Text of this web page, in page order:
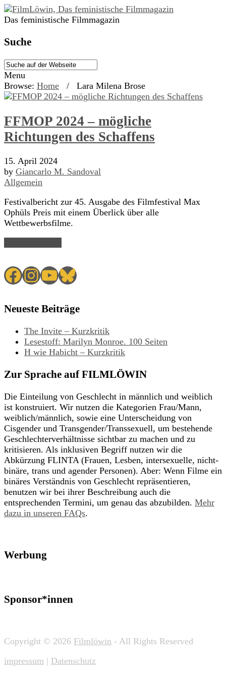
Das feministische Filmmagazin
Suche
Menu
Browse: Home / Lara Milena Brose
FFMOP 2024 – mögliche
Richtungen des Schaffens
15. April 2024
by Giancarlo M. Sandoval
Allgemein
Festivalbericht zur 45. Ausgabe des Filmfestival Max
Ophüls Preis mit einem Überlick über alle
Wettbewerbsfilme.
Facebook
Instagram
YouTube
Bluesky
Neueste Beiträge
The Invite – Kurzkritik
Lesestoff: Marilyn Monroe. 100 Seiten
H wie Habicht – Kurzkritik
Zur Sprache auf FILMLÖWIN
Die Einteilung von Geschlecht in männlich und weiblich
ist konstruiert. Wir nutzen die Kategorien Frau/Mann,
weiblich/männlich, sowie eine Unterscheidung von
Cisgender und Transgender/Transsexuell, um bestehende
Geschlechterverhältnisse sichtbar zu machen und zu
kritisieren. Als inklusiven Begriff nutzen wir die
Abkürzung FLINTA (Frauen, Lesben, intersexuelle, nicht-
binäre, trans und agender Personen). Aber: Wenn Filme ein
binäres Verständnis von Geschlecht repräsentieren,
benutzen wir bei ihrer Beschreibung auch die
entsprechenden Termini, um genau das abzubilden. Mehr
dazu in unseren FAQs.
Werbung
Sponsor*innen
Copyright © 2026 Filmlöwin - All Rights Reserved
impressum | Datenschutz